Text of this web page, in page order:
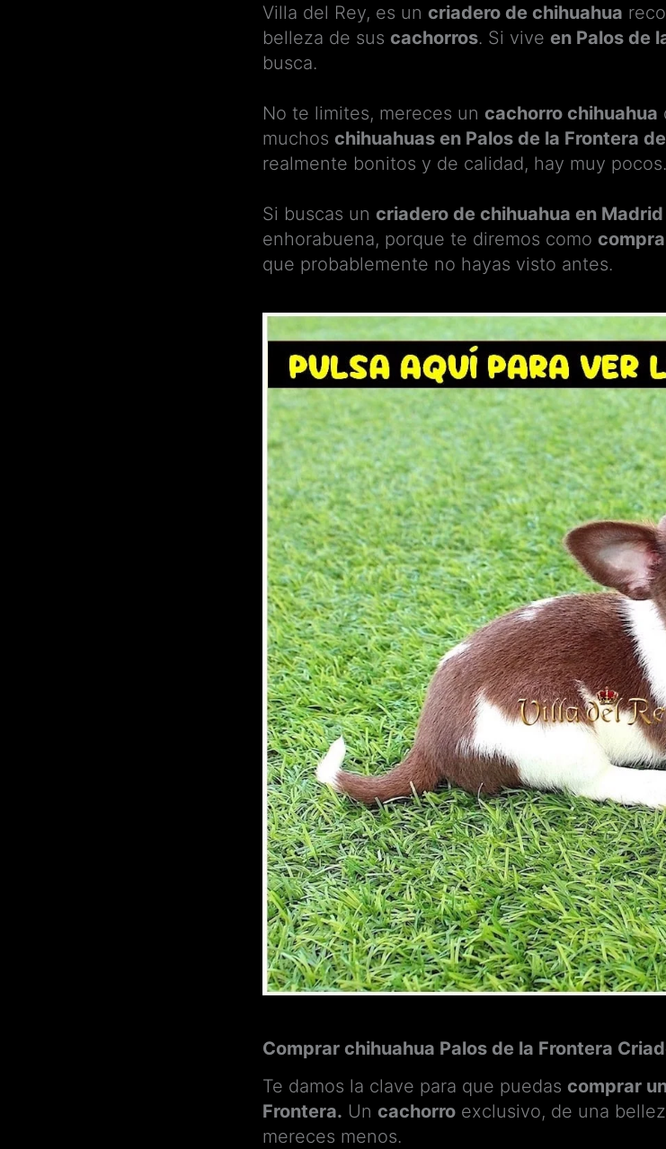
Villa del Rey, es un criadero de chihuahua
belleza de sus cachorros. Si vive en Palos de
busca.
No te limites, mereces un cachorro chihuahua
muchos chihuahuas en Palos de la Frontera
realmente bonitos y de calidad, hay muy pocos.
Si buscas un criadero de chihuahua en Madrid
enhorabuena, porque te diremos como
que probablemente no hayas visto antes.
Comprar chihuahua Palos de la Frontera
Te damos la clave para que puedas comprar
Frontera. Un cachorro exclusivo, de una
mereces menos.